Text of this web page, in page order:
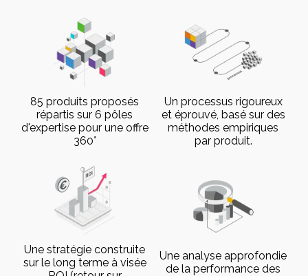
85 produits proposés
répartis sur 6 pôles
d'expertise pour une offre
360°
Un processus rigoureux
et éprouvé, basé sur des
méthodes empiriques
par produit.
Une stratégie construite
sur le long terme à visée
Une analyse approfondie
de la performance des